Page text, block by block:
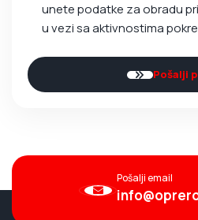
unete podatke za obradu
u vezi sa aktivnostima
Pošalji
Pošalji email